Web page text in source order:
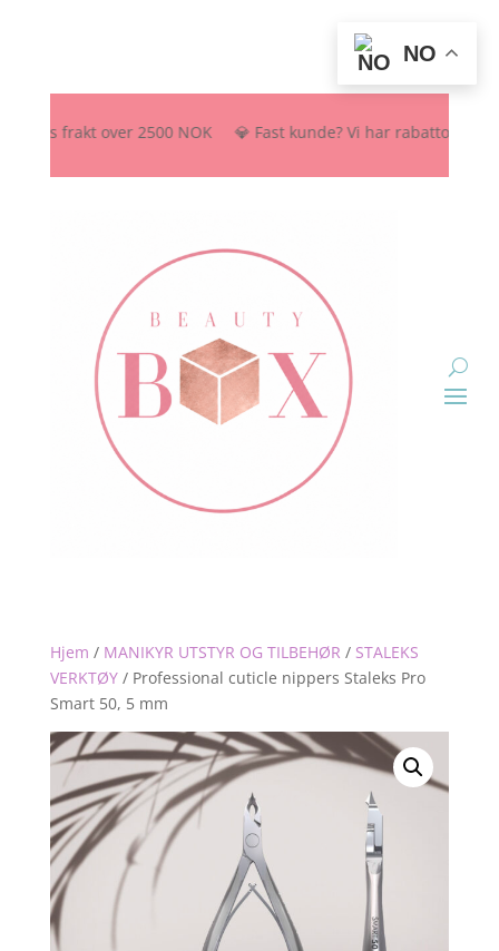
frakt over 2500 NOK 💎 Fast kunde? Vi har rabattordning –
Hjem / MANIKYR UTSTYR OG TILBEHØR / STALEKS
VERKTØY/ Professional cuticle nippers Staleks Pro
Smart 50, 5 mm
NO